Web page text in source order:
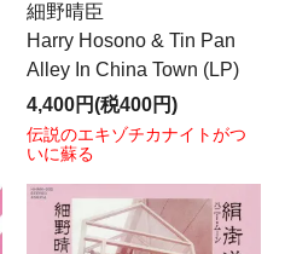
細野晴臣
Harry Hosono & Tin Pan
Alley In China Town (LP)
4,400円(税400円)
伝説のエキゾチカナイトがつ
いに蘇る